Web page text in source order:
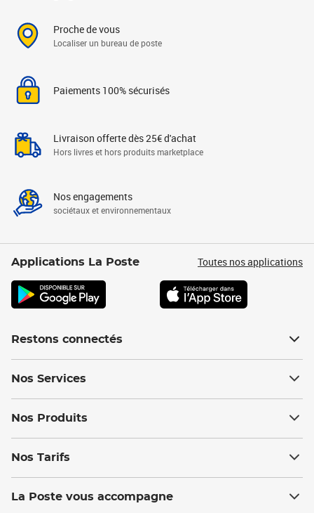
Proche de vous
Localiser un bureau de poste
Paiements 100% sécurisés
Livraison offerte dès 25€ d'achat
Hors livres et hors produits marketplace
Nos engagements
sociétaux et environnementaux
Applications La Poste Toutes nos applications
Restons connectés
Nos Services
Nos Produits
Nos Tarifs
La Poste vous accompagne